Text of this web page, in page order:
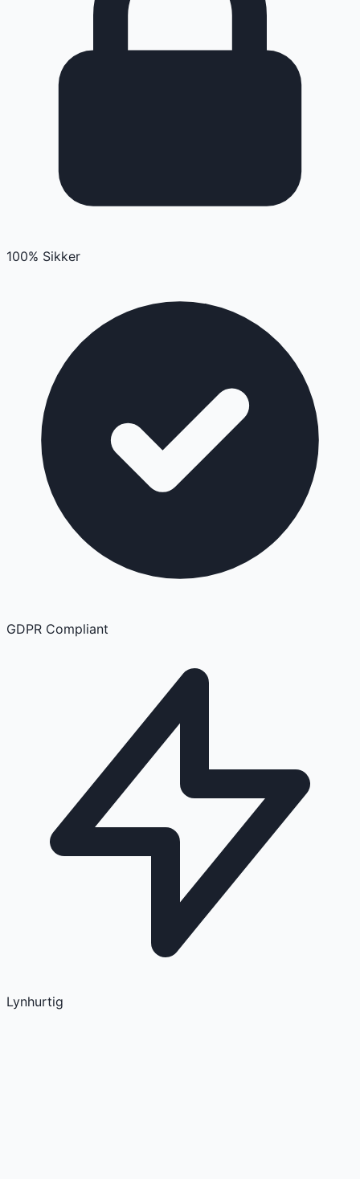
100% Sikker
GDPR Compliant
Lynhurtig